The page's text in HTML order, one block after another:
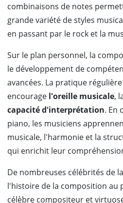
combinaisons de notes
grande variété de styles
en passant par le rock et la
Sur le plan personnel, la
le développement de
avancées. La pratique
encourage l'oreille musicale,
capacité d'interprétation. En
piano, les musiciens
musicale, l'harmonie et la
qui enrichit leur
De nombreuses célébrités de
l'histoire de la composition au
célèbre compositeur et